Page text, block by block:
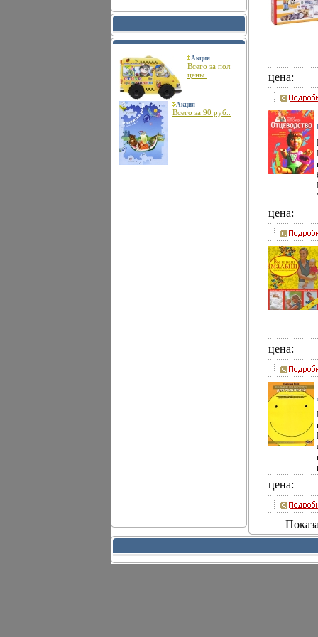
Акция
Всего за пол
цены.
Акция
Всего за 90 руб..
цена:
цена:
цена:
цена: